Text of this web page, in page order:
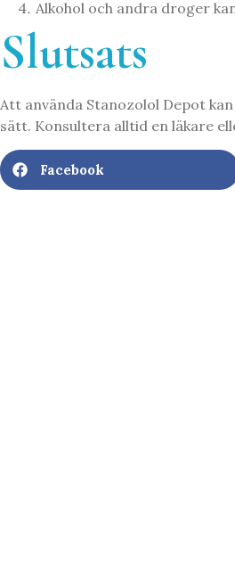
Alkohol och andra droger
Slutsats
Att använda Stanozolol Depot
sätt. Konsultera alltid en läkare
Facebook